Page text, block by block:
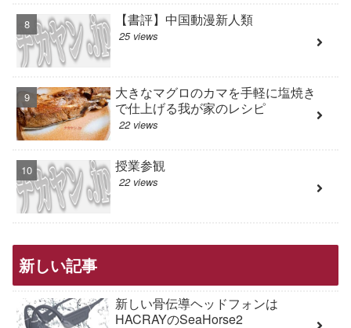
【書評】中国動漫新人類
25 views
大きなマグロのカマを手軽に塩焼き
で仕上げる我が家のレシピ
22 views
授業参観
22 views
新しい記事
新しい骨伝導ヘッドフォンは
HACRAYのSeaHorse2